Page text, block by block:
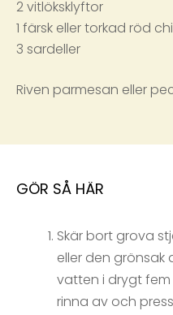
2 vitlöksklyftor
1 färsk eller torkad röd
3 sardeller
Riven parmesan eller
GÖR SÅ HÄR
Skär bort grova
eller den grönsak
vatten i drygt fem
rinna av och